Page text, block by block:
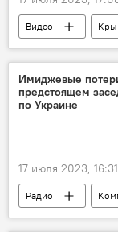
Видео
США
В мире
Строительство
Имиджевые
предстоящем
по Украине
17 июля 2023, 16:31
Радио
Украина